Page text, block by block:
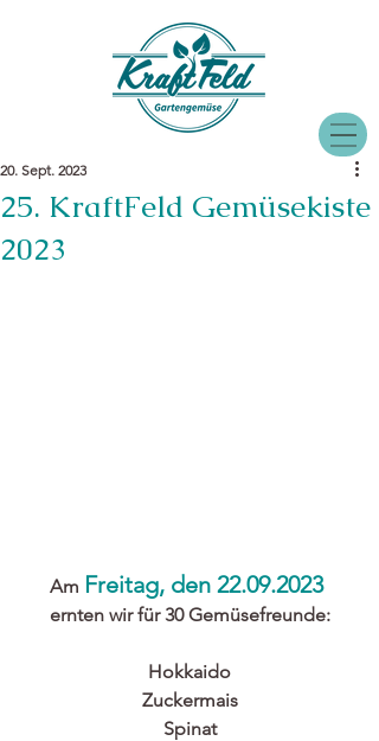
25. KraftFeld Gemüsekiste
2023
20. Sept. 2023
Am Freitag, den 22.09.2023
ernten wir für 30 Gemüsefreunde:
Hokkaido
Zuckermais
Spinat